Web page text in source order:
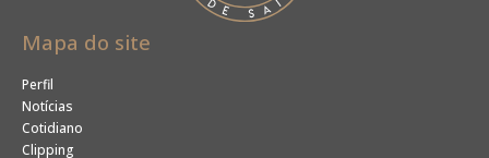
Mapa do site
Perfil
Notícias
Cotidiano
Clipping